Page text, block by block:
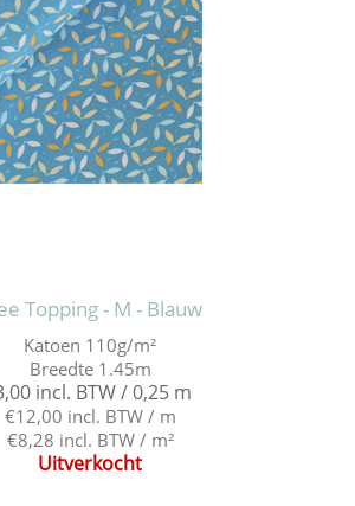
Topping - M - Blauw
Katoen 110g/m²
Breedte 1.45m
incl. BTW / 0,25 m
€12,00 incl. BTW / m
€8,28 incl. BTW / m²
Uitverkocht